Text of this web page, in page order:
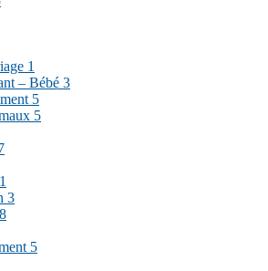
1
– Bébé 3
5
5
1
3
8
5